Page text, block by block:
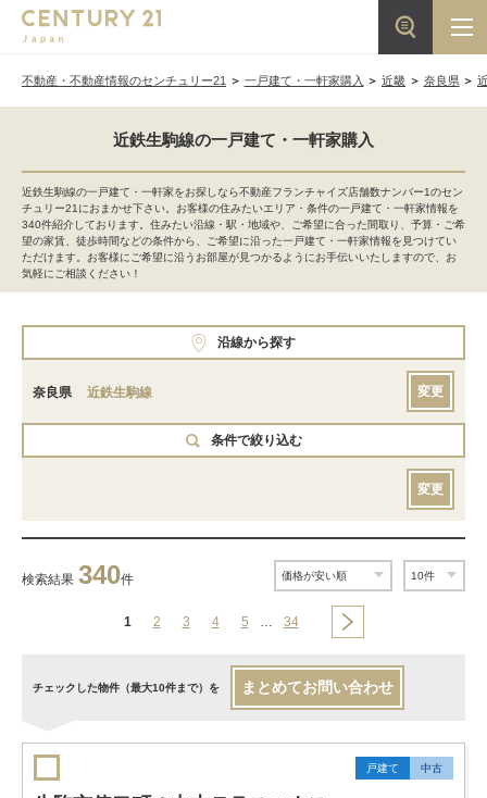
不動産・不動産情報のセンチュリー21 一戸建て・一軒家購入 近畿 奈良県
近鉄生駒線の一戸建て・一軒家購入
近鉄生駒線の一戸建て・一軒家をお探しなら不動産フランチャイズ店舗数ナンバー1のセン
チュリー21におまかせ下さい。お客様の住みたいエリア・条件の一戸建て・一軒家情報を
340件紹介しております。住みたい沿線・駅・地域や、ご希望に合った間取り、予算・ご希
望の家賃、徒歩時間などの条件から、ご希望に沿った一戸建て・一軒家情報を見つけてい
ただけます。お客様にご希望に沿うお部屋が見つかるようにお手伝いいたしますので、お
気軽にご相談ください！
沿線から探す
奈良県 近鉄生駒線 変更
条件で絞り込む
変更
検索結果 340件
1 2 3 4 5 … 34
チェックした物件（最大10件まで）を まとめてお問い合わせ
戸建て 中古